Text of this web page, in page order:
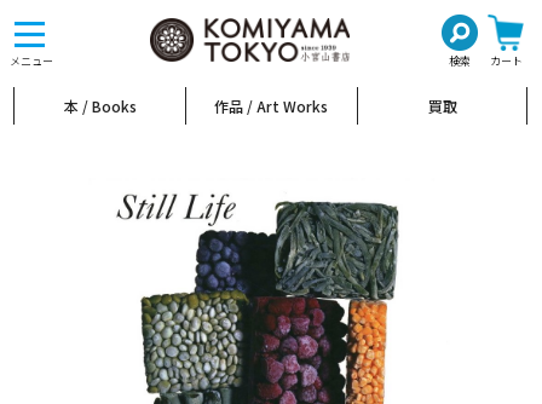
メニュー 検索 カート
toggle
navigation
本 / Books 作品 / Art Works 買取